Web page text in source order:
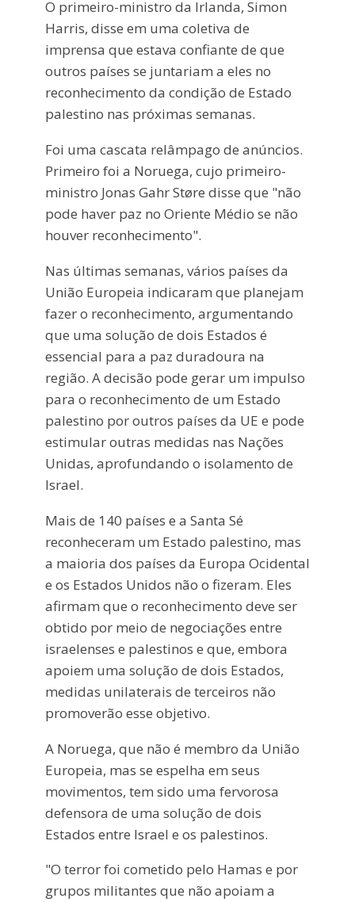
O primeiro-ministro da Irlanda, Simon
Harris, disse em uma coletiva de
imprensa que estava confiante de que
outros países se juntariam a eles no
reconhecimento da condição de Estado
palestino nas próximas semanas.
Foi uma cascata relâmpago de anúncios.
Primeiro foi a Noruega, cujo primeiro-
ministro Jonas Gahr Støre disse que "não
pode haver paz no Oriente Médio se não
houver reconhecimento".
Nas últimas semanas, vários países da
União Europeia indicaram que planejam
fazer o reconhecimento, argumentando
que uma solução de dois Estados é
essencial para a paz duradoura na
região. A decisão pode gerar um impulso
para o reconhecimento de um Estado
palestino por outros países da UE e pode
estimular outras medidas nas Nações
Unidas, aprofundando o isolamento de
Israel.
Mais de 140 países e a Santa Sé
reconheceram um Estado palestino, mas
a maioria dos países da Europa Ocidental
e os Estados Unidos não o fizeram. Eles
afirmam que o reconhecimento deve ser
obtido por meio de negociações entre
israelenses e palestinos e que, embora
apoiem uma solução de dois Estados,
medidas unilaterais de terceiros não
promoverão esse objetivo.
A Noruega, que não é membro da União
Europeia, mas se espelha em seus
movimentos, tem sido uma fervorosa
defensora de uma solução de dois
Estados entre Israel e os palestinos.
"O terror foi cometido pelo Hamas e por
grupos militantes que não apoiam a